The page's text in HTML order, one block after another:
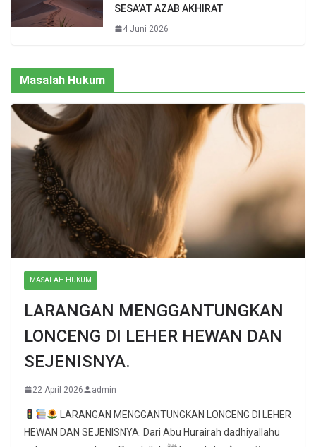
SESA’AT AZAB AKHIRAT
4 Juni 2026
Masalah Hukum
MASALAH HUKUM
LARANGAN MENGGANTUNGKAN
LONCENG DI LEHER HEWAN DAN
SEJENISNYA.
22 April 2026 admin
LARANGAN MENGGANTUNGKAN LONCENG DI LEHER
HEWAN DAN SEJENISNYA. Dari Abu Hurairah dadhiyallahu